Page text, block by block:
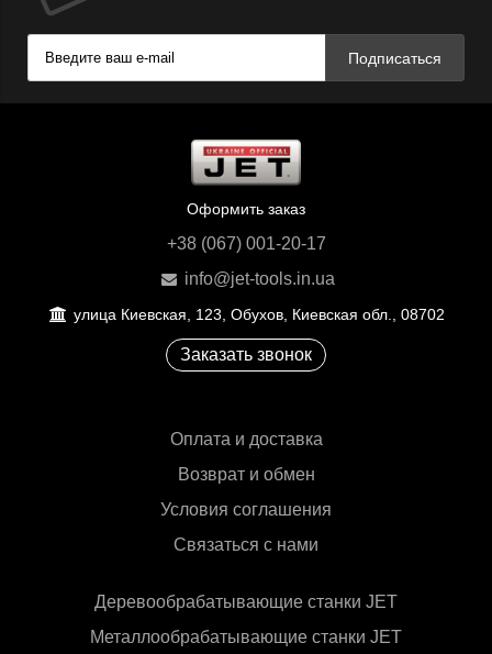
Подписаться
Оформить заказ
+38 (067) 001-20-17
info@jet-tools.in.ua
улица Киевская, 123, Обухов, Киевская обл., 08702
Заказать звонок
Оплата и доставка
Возврат и обмен
Условия соглашения
Связаться с нами
Деревообрабатывающие станки JET
Металлообрабатывающие станки JET